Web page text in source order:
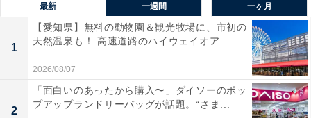
最新 一週間 一ヶ月
1
【愛知県】無料の動物園＆観光牧場に、市初の
天然温泉も！ 高速道路のハイウェイオア...
2026/08/07
2
「面白いのあったから購入〜」ダイソーのポッ
プアップランドリーバッグが話題。“さま...